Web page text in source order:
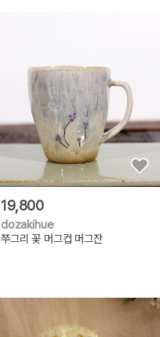
19,800
dozakihue
쭈그리 꽃 머그컵 머그잔